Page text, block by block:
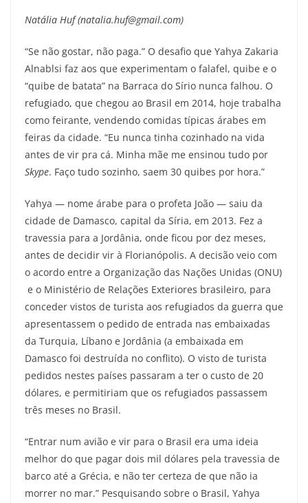
Natália Huf (natalia.huf@gmail.com)
“Se não gostar, não paga.” O desafio que Yahya Zakaria
Alnablsi faz aos que experimentam o falafel, quibe e o
“quibe de batata” na Barraca do Sírio nunca falhou. O
refugiado, que chegou ao Brasil em 2014, hoje trabalha
como feirante, vendendo comidas típicas árabes em
feiras da cidade. “Eu nunca tinha cozinhado na vida
antes de vir pra cá. Minha mãe me ensinou tudo por
Skype. Faço tudo sozinho, saem 30 quibes por hora.”
Yahya — nome árabe para o profeta João — saiu da
cidade de Damasco, capital da Síria, em 2013. Fez a
travessia para a Jordânia, onde ficou por dez meses,
antes de decidir vir à Florianópolis. A decisão veio com
o acordo entre a Organização das Nações Unidas (ONU)
e o Ministério de Relações Exteriores brasileiro, para
conceder vistos de turista aos refugiados da guerra que
apresentassem o pedido de entrada nas embaixadas
da Turquia, Líbano e Jordânia (a embaixada em
Damasco foi destruída no conflito). O visto de turista
pedidos nestes países passaram a ter o custo de 20
dólares, e permitiriam que os refugiados passassem
três meses no Brasil.
“Entrar num avião e vir para o Brasil era uma ideia
melhor do que pagar dois mil dólares pela travessia de
barco até a Grécia, e não ter certeza de que não ia
morrer no mar.” Pesquisando sobre o Brasil, Yahya